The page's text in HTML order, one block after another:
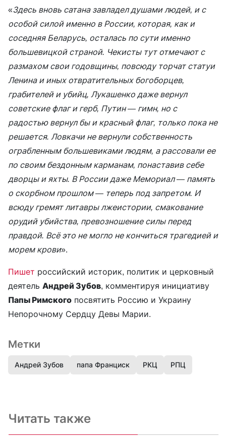
«Здесь вновь сатана завладел душами людей, и с
особой силой именно в России, которая, как и
соседняя Беларусь, осталась по сути именно
большевицкой страной. Чекисты тут отмечают с
размахом свои годовщины, повсюду торчат статуи
Ленина и иных отвратительных богоборцев,
грабителей и убийц, Лукашенко даже вернул
советские флаг и герб, Путин — гимн, но с
радостью вернул бы и красный флаг, только пока не
решается. Ловкачи не вернули собственность
ограбленным большевиками людям, а рассовали ее
по своим бездонным карманам, понаставив себе
дворцы и яхты. В России даже Мемориал — память
о скорбном прошлом — теперь под запретом. И
всюду гремят литавры лжеистории, смакование
орудий убийства, превозношение силы перед
правдой. Всё это не могло не кончиться трагедией и
морем крови».
Пишет российский историк, политик и церковный
деятель Андрей Зубов, комментируя инициативу
Папы Римского посвятить Россию и Украину
Непорочному Сердцу Девы Марии.
Метки
Андрей Зубов папа Франциск РКЦ РПЦ
Читать также